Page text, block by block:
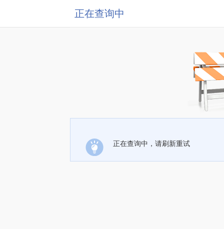
正在查询中
正在查询中，请刷新重试